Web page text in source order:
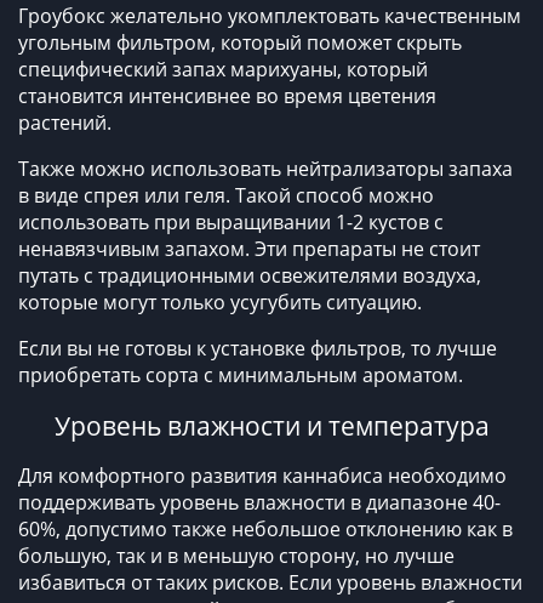
Гроубокс желательно укомплектовать качественным
угольным фильтром, который поможет скрыть
специфический запах марихуаны, который
становится интенсивнее во время цветения
растений.
Также можно использовать нейтрализаторы запаха
в виде спрея или геля. Такой способ можно
использовать при выращивании 1-2 кустов с
ненавязчивым запахом. Эти препараты не стоит
путать с традиционными освежителями воздуха,
которые могут только усугубить ситуацию.
Если вы не готовы к установке фильтров, то лучше
приобретать сорта с минимальным ароматом.
Уровень влажности и температура
Для комфортного развития каннабиса необходимо
поддерживать уровень влажности в диапазоне 40-
60%, допустимо также небольшое отклонению как в
большую, так и в меньшую сторону, но лучше
избавиться от таких рисков. Если уровень влажности